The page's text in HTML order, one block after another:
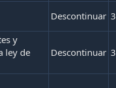
Descontinuar
y
ley de
Descontinuar